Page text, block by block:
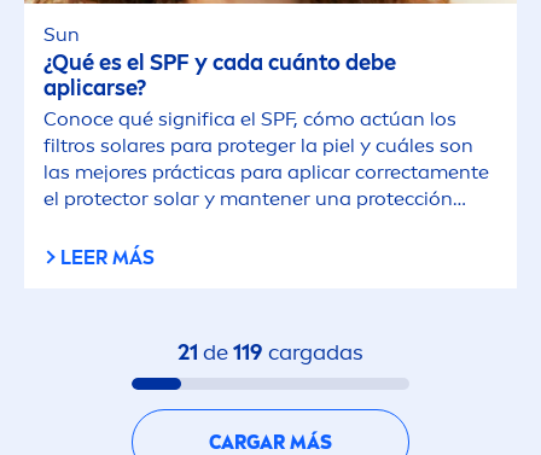
Sun
¿Qué es el SPF y cada cuánto debe
aplicarse?
Conoce qué significa el SPF, cómo actúan los
filtros solares para proteger la piel y cuáles son
las mejores prácticas para aplicar correctamente
el protector solar y mantener una protección
LEER MÁS
21 de119 cargadas
CARGAR MÁS